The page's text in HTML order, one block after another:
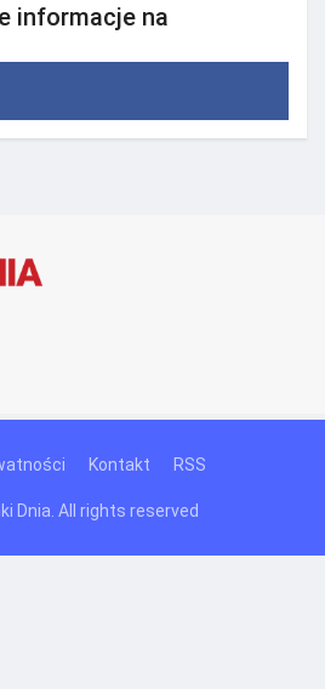
informacje na
Kontakt RSS
Dnia. All rights reserved